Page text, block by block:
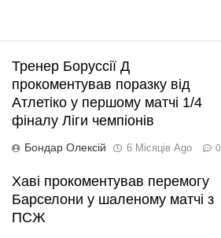
Тренер Боруссії Д
прокоментував поразку від
Атлетіко у першому матчі 1/4
фіналу Ліги чемпіонів
Бондар Олексій 6 Місяців Ago 0
Хаві прокоментував перемогу
Барселони у шаленому матчі з
ПСЖ